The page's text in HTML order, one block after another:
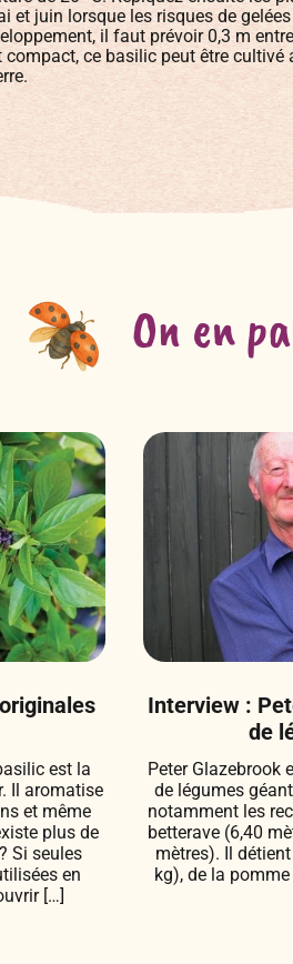
et juin lorsque les risques de
il faut prévoir 0,3 m
compact, ce basilic peut être cultivé
On en
est la
Il aromatise
et même
plus de
Si seules
en
[…]
Interview :
de
Peter Glazebrook
de légumes
notamment les
betterave (6,40
mètres). Il
kg), de la